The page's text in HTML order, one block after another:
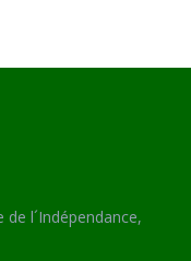
l´Indépendance,